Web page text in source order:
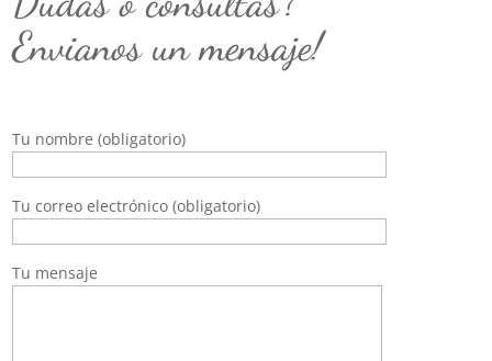
Envianos un mensaje!
Tu nombre (obligatorio)
Tu correo electrónico (obligatorio)
Tu mensaje